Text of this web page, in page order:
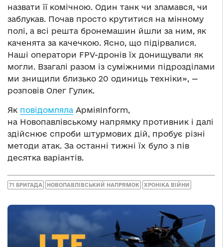
назвати її комічною. Один танк чи зламався, чи
заблукав. Почав просто крутитися на мінному
полі, а всі решта бронемашин йшли за ним, як
каченята за качечкою. Ясно, що підірвалися.
Наші оператори FPV-дронів їх донищували як
могли. Взагалі разом із суміжними підрозділами
ми знищили близько 20 одиниць техніки», —
розповів Олег Гулик.
Як повідомляла АрміяInform,
на Новопавлівському напрямку противник і далі
здійснює спроби штурмових дій, пробує різні
методи атак. За останні тижні їх було з пів
десятка варіантів.
71 БРИГАДА НОВОПАВЛІВСЬКИЙ НАПРЯМОК ХРОНІКА ВІЙНИ